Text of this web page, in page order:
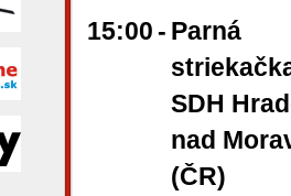
15:00 - Parná
SDH
nad
(ČR)